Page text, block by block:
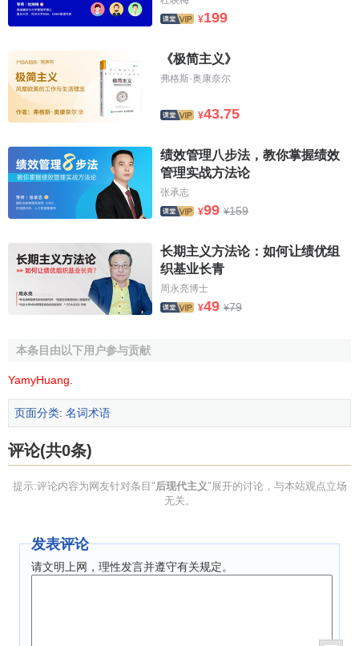
糊，从而使人们的思想不再拘泥于社会理想、人生意义、国
也使人对于自我有了更深刻的了解。同时，后现代主义对真
理、进步等价值的否定，导致了价值相对主义
价值
的产生，从而使人们认识到价值的相对性和多
元性。
若论者接受现代主义是战后社会的处境：人类以刻苦自
强精神来重建文明，建立自工业革命以来最大的社会发展运
动，当中又结合美国的清教精神，和冷战时代的美苏二元对
立政治方式，那么我们就可了解到为何后现代主义衍生的文
元对立，更反对
功能主义 和实用主义为主的美式文化生活。
相反的，对于现代主义以前的旧式社会
满了怀念之情。建筑师对都市文明和乡间生活的反思，引发
我们对现代工业社会和资本主义对人类正面和负面影响的思
而各种现代主义所带来的恶果，并不足以完全否定现代文明
的生活。思想家和各种艺术家就以各自的方式，解开我们对
说，且为解开迷思提供方法论基础和实则演练的，是法国的
构主义对于任何形式透过语言传达的思想都进行解构，令我
化、集体性的统一解说都是谬误的。不过，这说法并不是极
或者知识本身，而是对思想成为体系，或者集结成为政治力
量（例如各种意识形态
经典的核心理念，进行原教旨式的辩式，用类似中国人“以子
¥199
《极简主义》
弗格斯·奥康奈尔
¥43.75
绩效管理八步法，教你掌握绩效
管理实战方法论
张承志
¥99 ¥159
长期主义方法论：如何让绩优组
织基业长青
周永亮博士
¥49 ¥79
本条目由以下用户参与贡献
YamyHuang
页面分类: 名词术语
评论(共0条)
提示:评论内容为网友针对条目" 后现代主义"展开的讨论，与本站观点立场
无关。
发表评论
请文明上网，理性发言并遵守有关规定。